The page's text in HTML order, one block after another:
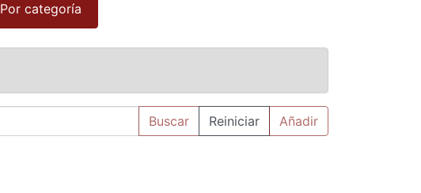
Por categoría
Buscar Reiniciar Añadir